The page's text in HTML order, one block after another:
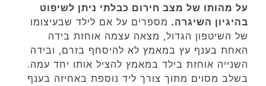
על מהותו של מצב חירום כבלתי ניתן לשיפוט
בהיגיון השיגרה. מספרים על אם לילד שבעיצומו
של השיטפון הגדול, מצאה עצמה אוחזת בידה
האחת בענף עץ במאמץ לא להיסחף בזרם, ובידה
השנייה אוחזת בילד במאמץ להציל אותו יחד עמה.
בשלב מסוים מתוך צורך ליד נוספת באחיזה בענף